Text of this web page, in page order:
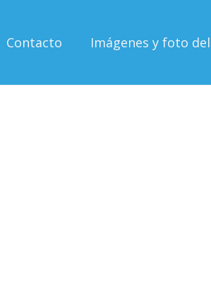
Contacto Imágenes y foto